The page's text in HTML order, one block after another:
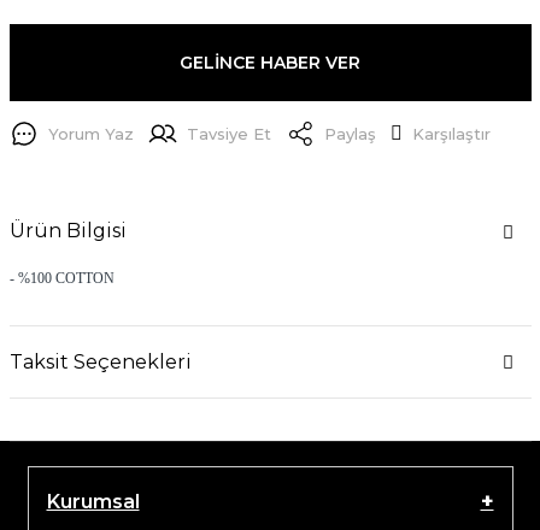
GELİNCE HABER VER
Yorum Yaz Tavsiye Et Paylaş Karşılaştır
Ürün Bilgisi
- %100 COTTON
Taksit Seçenekleri
Kurumsal